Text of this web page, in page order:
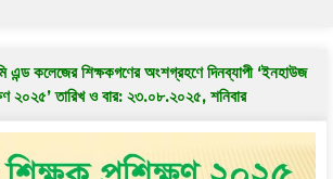
এন্ড কলেজের শিক্ষকগণের অংশগ্রহণে দিনব্যাপী ‘ইনহাউজ
২০২৫’ তারিখ ও বার: ২৩.০৮.২০২৫, শনিবার